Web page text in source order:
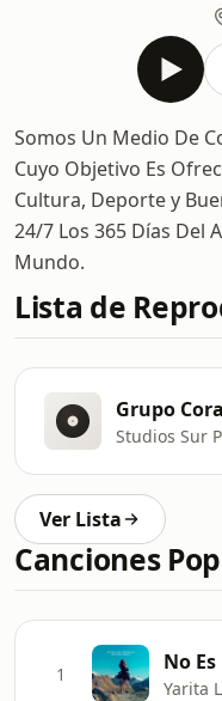
Somos Un Medio De
Cuyo Objetivo Es
Cultura, Deporte y
24/7 Los 365 Días Del
Mundo.
Lista de
Studios Sur
Ver Lista
Canciones
1 No
Yarita